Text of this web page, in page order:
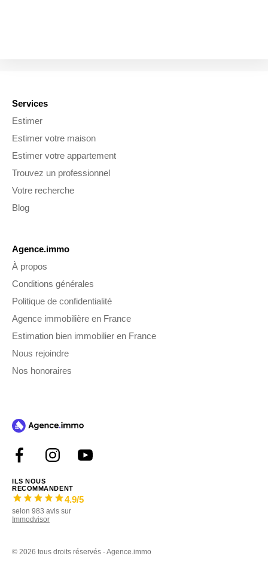
Services
Estimer
Estimer votre maison
Estimer votre appartement
Trouvez un professionnel
Votre recherche
Blog
Agence.immo
À propos
Conditions générales
Politique de confidentialité
Agence immobilière en France
Estimation bien immobilier en France
Nous rejoindre
Nos honoraires
ILS NOUS
RECOMMANDENT
4.9/5
selon 983 avis sur
Immodvisor
© 2026 tous droits réservés - Agence.immo